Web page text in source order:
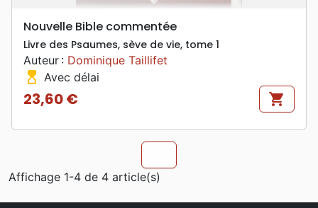
Nouvelle Bible commentée
Livre des Psaumes, sève de vie, tome 1
Auteur : Dominique Taillifet
hourglass_top Avec délai
Prix
23,60 € shopping_cart
Affichage 1-4 de 4 article(s)